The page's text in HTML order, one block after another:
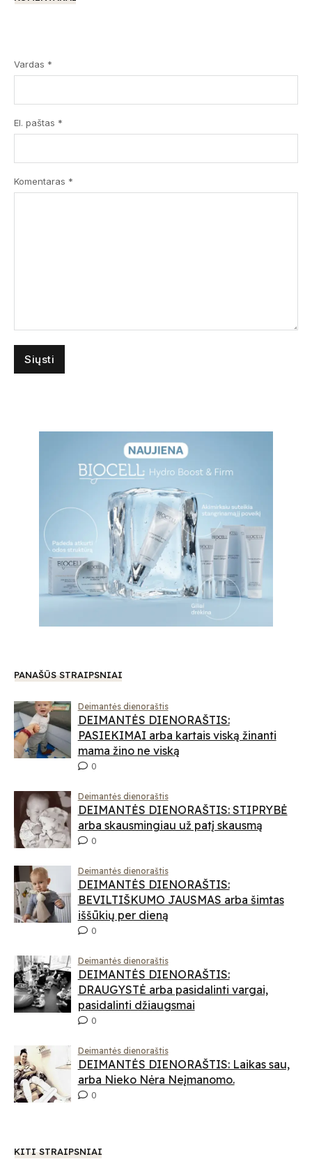
Vardas *
El. paštas *
Komentaras *
PANAŠŪS STRAIPSNIAI
Deimantės dienoraštis
DEIMANTĖS DIENORAŠTIS:
PASIEKIMAI arba kartais viską žinanti
mama žino ne viską
0
Deimantės dienoraštis
DEIMANTĖS DIENORAŠTIS: STIPRYBĖ
arba skausmingiau už patį skausmą
0
Deimantės dienoraštis
DEIMANTĖS DIENORAŠTIS:
BEVILTIŠKUMO JAUSMAS arba šimtas
iššūkių per dieną
0
Deimantės dienoraštis
DEIMANTĖS DIENORAŠTIS:
DRAUGYSTĖ arba pasidalinti vargai,
pasidalinti džiaugsmai
0
Deimantės dienoraštis
DEIMANTĖS DIENORAŠTIS: Laikas sau,
arba Nieko Nėra Neįmanomo.
0
KITI STRAIPSNIAI